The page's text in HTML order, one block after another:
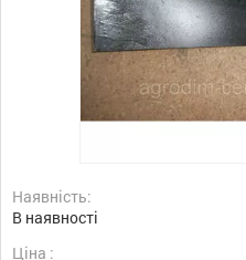
Наявність:
В наявності
Ціна :